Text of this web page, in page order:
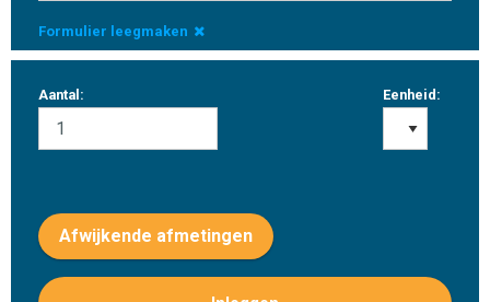
Formulier leegmaken
Aantal: Eenheid:
Afwijkende afmetingen